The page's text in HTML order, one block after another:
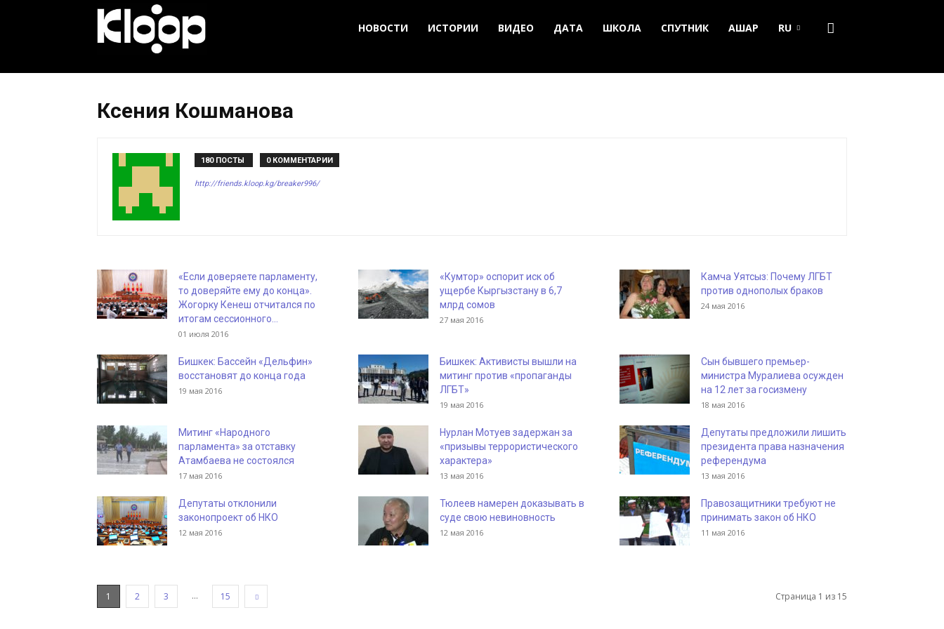
НОВОСТИ ИСТОРИИ ВИДЕО ДАТА ШКОЛА СПУТНИК АШАР RU
Ксения Кошманова
180 ПОСТЫ 0 КОММЕНТАРИИ
http://friends.kloop.kg/breaker996/
«Если доверяете парламенту,
то доверяйте ему до конца».
Жогорку Кенеш отчитался по
итогам сессионного...
01 июля 2016
«Кумтор» оспорит иск об
ущербе Кыргызстану в 6,7
млрд сомов
27 мая 2016
Камча Уятсыз: Почему ЛГБТ
против однополых браков
24 мая 2016
Бишкек: Бассейн «Дельфин»
восстановят до конца года
19 мая 2016
Бишкек: Активисты вышли на
митинг против «пропаганды
ЛГБТ»
19 мая 2016
Сын бывшего премьер-
министра Муралиева осужден
на 12 лет за госизмену
18 мая 2016
Митинг «Народного
парламента» за отставку
Атамбаева не состоялся
17 мая 2016
Нурлан Мотуев задержан за
«призывы террористического
характера»
13 мая 2016
Депутаты предложили лишить
президента права назначения
референдума
13 мая 2016
Депутаты отклонили
законопроект об НКО
12 мая 2016
Тюлеев намерен доказывать в
суде свою невиновность
12 мая 2016
Правозащитники требуют не
принимать закон об НКО
11 мая 2016
1 2 3 ... 15 Страница 1 из 15